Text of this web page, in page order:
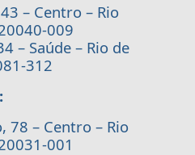
– Centro – Rio
009
– Saúde – Rio de
312
78 – Centro – Rio
001